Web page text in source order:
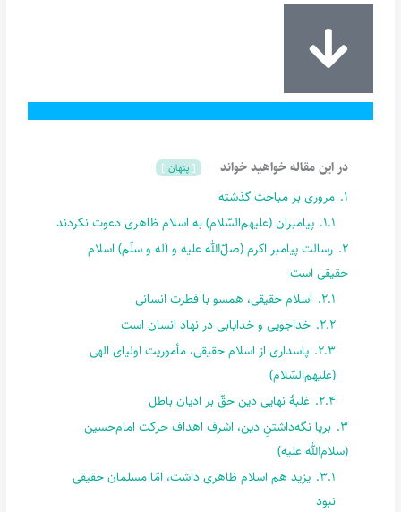
در این مقاله خواهید خواند پنهان
1. مروری بر مباحث گذشته
1.1. پیامبران (علیهم‌السّلام) به اسلام ظاهری دعوت نکردند
2. رسالت پیامبر اکرم (صلّ‌الله علیه و آله و سلّم) اسلام
حقیقی است
2.1. اسلام حقیقی، همسو با فطرت انسانی
2.2. خداجویی و خدایابی در نهاد انسان است
2.3. پاسداری از اسلام حقیقی، مأموریت اولیای الهی
(علیهم‌السّلام)
2.4. غلبۀ نهایی دین حقّ بر ادیان باطل
3. برپا نگه‌داشتنِ دین، اشرف اهداف حرکت امام‌حسین
(سلام‌الله علیه)
3.1. یزید هم اسلام ظاهری داشت، امّا مسلمان حقیقی
نبود